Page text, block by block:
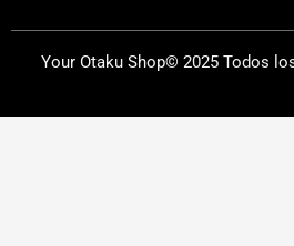
Your Otaku Shop© 2025 Todos